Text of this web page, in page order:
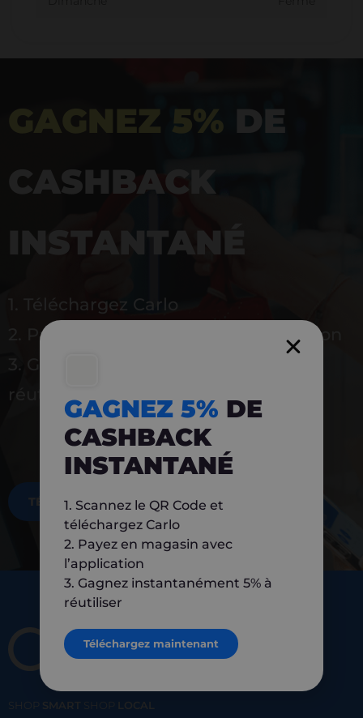
GAGNEZ 5% DE
CASHBACK
INSTANTANÉ
1. Téléchargez Carlo
2. Payez en magasin avec l’application
3. Gagnez instantanément 5 % à
réutiliser
TÉLÉCHARGEZ MAINTENANT
SHOP SMART SHOP
LOCAL
GAGNEZ 5% DE
CASHBACK
INSTANTANÉ
1. Scannez le QR Code et
téléchargez Carlo
2. Payez en magasin avec
l’application
3. Gagnez instantanément 5% à
réutiliser
Téléchargez maintenant